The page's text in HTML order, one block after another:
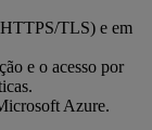
TLS) e em
e o acesso por
Azure.